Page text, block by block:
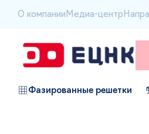
О компании Медиа-центр
Фазированные решетки